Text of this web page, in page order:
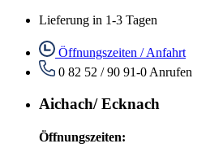
Lieferung in 1-3 Tagen
Öffnungszeiten / Anfahrt
0 82 52 / 90 91-0 Anrufen
Aichach/ Ecknach
Öffnungszeiten: